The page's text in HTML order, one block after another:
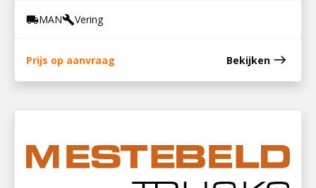
local_shippingMANbuildVering
Prijs op aanvraag Bekijken east